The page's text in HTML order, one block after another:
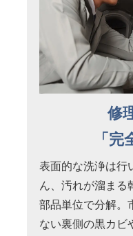
修
「
表面的な洗浄は行
ん、汚れが溜まる
部品単位で分解。
ない裏側の黒カビ